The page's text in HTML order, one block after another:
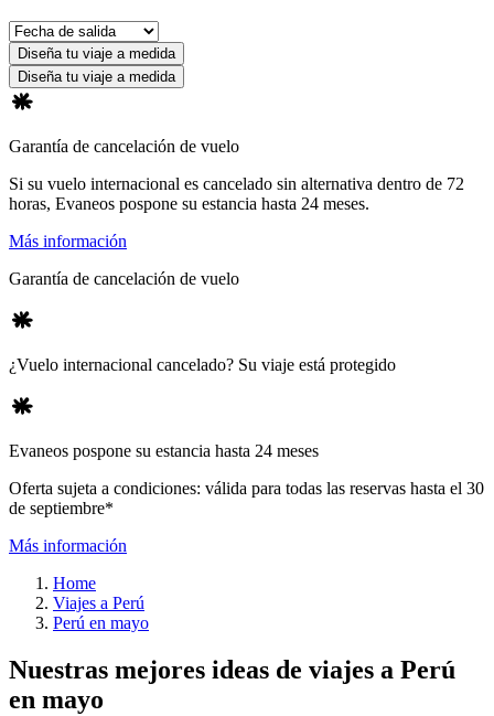
Diseña tu viaje a medida
Diseña tu viaje a medida
Garantía de cancelación de vuelo
Si su vuelo internacional es cancelado sin alternativa dentro de 72
horas, Evaneos pospone su estancia hasta 24 meses.
Más información
Garantía de cancelación de vuelo
¿Vuelo internacional cancelado? Su viaje está protegido
Evaneos pospone su estancia hasta 24 meses
Oferta sujeta a condiciones: válida para todas las reservas hasta el 30
de septiembre*
Más información
Home
Viajes a Perú
Perú en mayo
Nuestras mejores ideas de viajes a Perú
en mayo